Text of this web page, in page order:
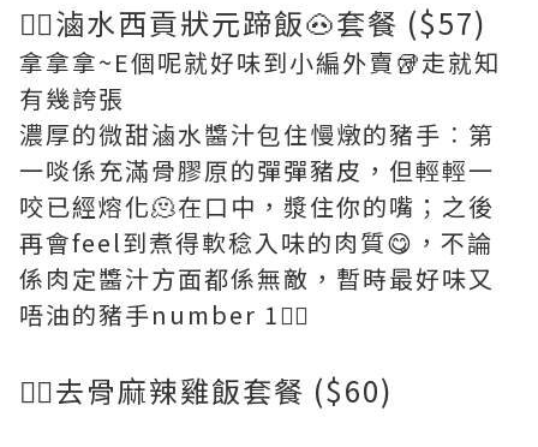
👉🏻滷水西貢狀元蹄飯🐽套餐 ($57)
拿拿拿~E個呢就好味到小編外賣🥡走就知
有幾誇張
濃厚的微甜滷水醬汁包住慢燉的豬手︰第
一啖係充滿骨膠原的彈彈豬皮，但輕輕一
咬已經熔化🫠在口中，漿住你的嘴；之後
再會feel到煮得軟稔入味的肉質😋，不論
係肉定醬汁方面都係無敵，暫時最好味又
唔油的豬手number 1☝🏻
👉🏻去骨麻辣雞飯套餐 ($60)